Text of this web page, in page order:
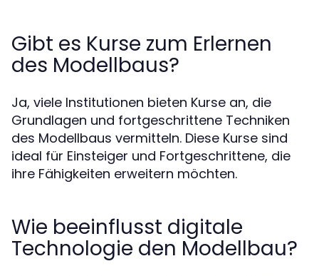
Gibt es Kurse zum Erlernen
des Modellbaus?
Ja, viele Institutionen bieten Kurse an, die
Grundlagen und fortgeschrittene Techniken
des Modellbaus vermitteln. Diese Kurse sind
ideal für Einsteiger und Fortgeschrittene, die
ihre Fähigkeiten erweitern möchten.
Wie beeinflusst digitale
Technologie den Modellbau?